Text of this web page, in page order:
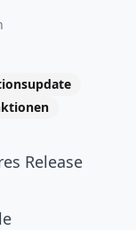
Release